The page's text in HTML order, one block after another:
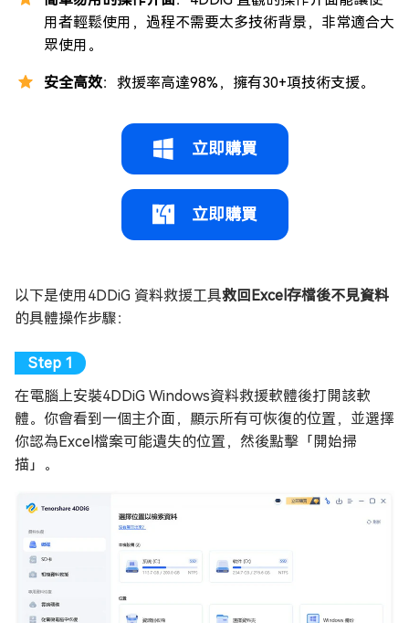
用者輕鬆使用，過程不需要太多技術背景，非常適合大
眾使用。
安全高效：救援率高達98%，擁有30+項技術支援。
立即購買
立即購買
以下是使用4DDiG 資料救援工具救回Excel存檔後不見資料
的具體操作步驟：
在電腦上安裝4DDiG Windows資料救援軟體後打開該軟
體。你會看到一個主介面，顯示所有可恢復的位置，並選擇
你認為Excel檔案可能遺失的位置，然後點擊「開始掃
描」。